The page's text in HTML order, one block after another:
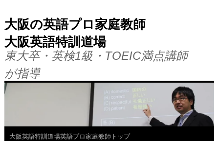
大阪の英語プロ家庭教師
大阪英語特訓道場
東大卒・英検1級・TOEIC満点講師
が指導
コ
大阪英語特訓道場英語プロ家庭教師トップ